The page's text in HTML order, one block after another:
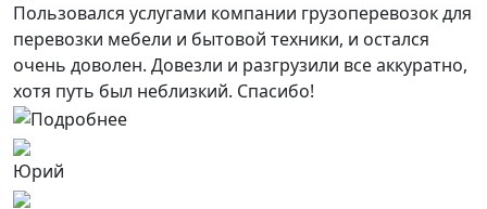
Пользовался услугами компании грузоперевозок для
перевозки мебели и бытовой техники, и остался
очень доволен. Довезли и разгрузили все аккуратно,
хотя путь был неблизкий. Спасибо!
Юрий